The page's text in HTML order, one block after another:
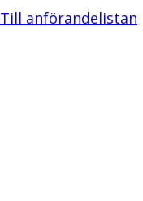
Till anförandelistan